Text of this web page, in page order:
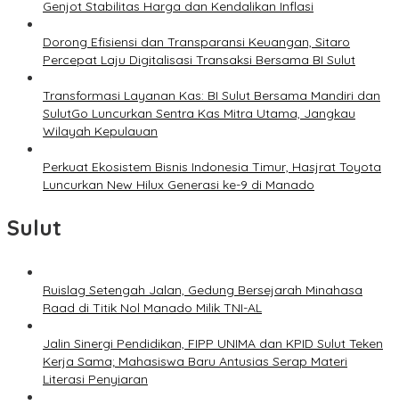
Genjot Stabilitas Harga dan Kendalikan Inflasi
Dorong Efisiensi dan Transparansi Keuangan, Sitaro
Percepat Laju Digitalisasi Transaksi Bersama BI Sulut
Transformasi Layanan Kas: BI Sulut Bersama Mandiri dan
SulutGo Luncurkan Sentra Kas Mitra Utama, Jangkau
Wilayah Kepulauan
Perkuat Ekosistem Bisnis Indonesia Timur, Hasjrat Toyota
Luncurkan New Hilux Generasi ke-9 di Manado
Sulut
Ruislag Setengah Jalan, Gedung Bersejarah Minahasa
Raad di Titik Nol Manado Milik TNI-AL
Jalin Sinergi Pendidikan, FIPP UNIMA dan KPID Sulut Teken
Kerja Sama; Mahasiswa Baru Antusias Serap Materi
Literasi Penyiaran